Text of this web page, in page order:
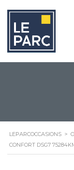
LEPARCOCCASIONS >
CONFORT DSG7